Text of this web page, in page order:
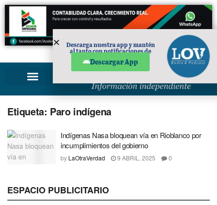
PUBLICIDAD
Etiqueta: Paro indígena
Indígenas Nasa bloquean vía en Rioblanco por
incumplimientos del gobierno
by LaOtraVerdad 9 ABRIL, 2025 0
ESPACIO PUBLICITARIO
Descarga nuestra app y mantén
al tanto con notificaciones de
Descargar App